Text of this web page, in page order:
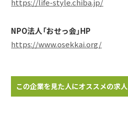
https://life-style.chiba.jp/
NPO法人「おせっ会」HP
https://www.osekkai.org/
この企業を見た人にオススメの求人